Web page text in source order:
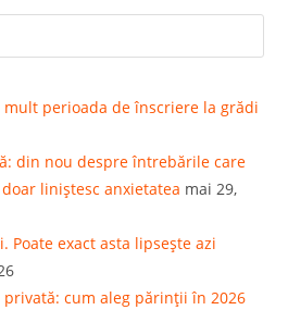
perioada de înscriere la grădi
din nou despre întrebările care
liniștesc anxietatea mai 29,
Poate exact asta lipsește azi
cum aleg părinții în 2026